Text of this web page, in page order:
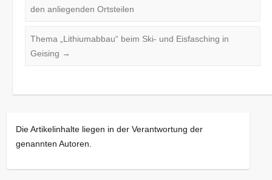
den anliegenden Ortsteilen
Thema „Lithiumabbau“ beim Ski- und Eisfasching in
Geising →
Die Artikelinhalte liegen in der Verantwortung der
genannten Autoren.